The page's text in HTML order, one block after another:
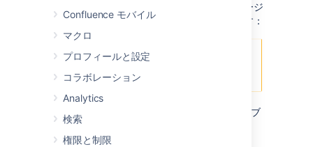
Confluence モバイル
マクロ
プロフィールと設定
コラボレーション
Analytics
検索
権限と制限
ページの以前のバージョンを選択すると、ページ
のトップにこのようなヘッダーが表示されます：
このページ バージョンを送信する場合は、ブ
ラウザから URL をコピー アンド ペーストしま
す。リンクは次のような表示になります: